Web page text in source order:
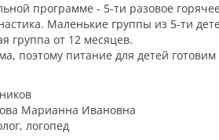
программе - 5-ти разовое
Маленькие группы из 5-ти
группа от 12 месяцев.
поэтому питание для детей
Марианна Ивановна
логопед